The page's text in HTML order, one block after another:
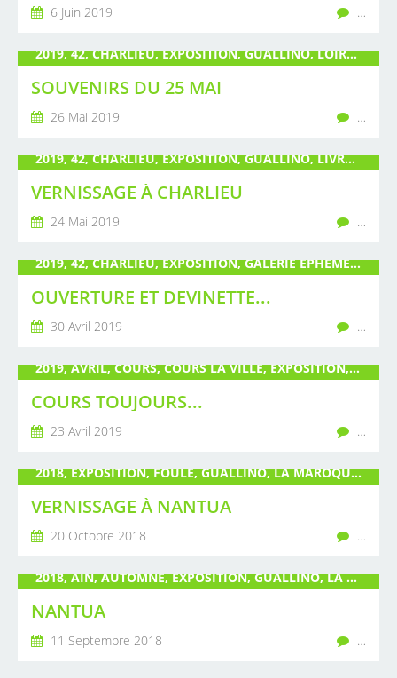
6 Juin 2019 …
2019, 42, CHARLIEU, EXPOSITION, GUALLINO, LOIRE, PLEIN LES YEUX, POIRÉ, VERNISSAGE
SOUVENIRS DU 25 MAI
26 Mai 2019 …
2019, 42, CHARLIEU, EXPOSITION, GUALLINO, LIVRE, LOIRE, OMBRELLE, PARAPLUIE, PEINTURE, PLEIN LES YEUX, POIRÉ, SCULPTURE, VERNISSAGE
VERNISSAGE À CHARLIEU
24 Mai 2019 …
2019, 42, CHARLIEU, EXPOSITION, GALERIE ÉPHÉMÈRE, GUALLINO, INAUGURATION, LOIRE, OUVERTURE, PLEIN LES YEUX, POIRÉ, VERNISSAGE
OUVERTURE ET DEVINETTE...
30 Avril 2019 …
2019, AVRIL, COURS, COURS LA VILLE, EXPOSITION, GUALLINO, INSTALLATION, MAI, OMBRELLE, PARAPLUIE, PEINTURE, POIRÉ, SCULPTURE, VERNISSAGE
COURS TOUJOURS...
23 Avril 2019 …
2018, EXPOSITION, FOULE, GUALLINO, LA MAROQUINERIE, LIVRE, NANTUA, OCTOBRE, PARAPLUIE, PEINTURE, PLAID, POIRÉ, SCULPTURE, SOIE, VERNISSAGE
VERNISSAGE À NANTUA
20 Octobre 2018 …
2018, AIN, AUTOMNE, EXPOSITION, GUALLINO, LA MAROQUINERIE, NANTUA, POIRÉ, VERNISSAGE
NANTUA
11 Septembre 2018 …